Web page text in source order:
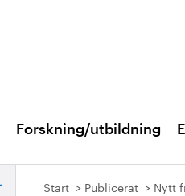
Forskning/utbildning
Start Publicerat Nytt